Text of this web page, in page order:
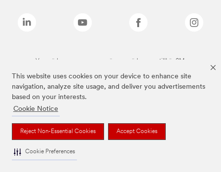
This website uses cookies on your device to enhance site
navigation, analyze site usage, and deliver you advertisements
based on your interests.
Cookie Notice
Reject Non-Essential Cookies Accept Cookies
Cookie Preferences
Varumärken som anges ovan är varumärken som tillhör 3M.